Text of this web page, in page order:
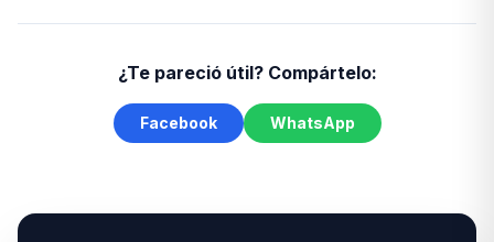
¿Te pareció útil? Compártelo:
Facebook WhatsApp